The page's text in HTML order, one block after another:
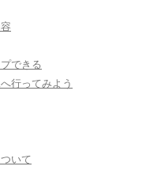
できる
行ってみよう
いて